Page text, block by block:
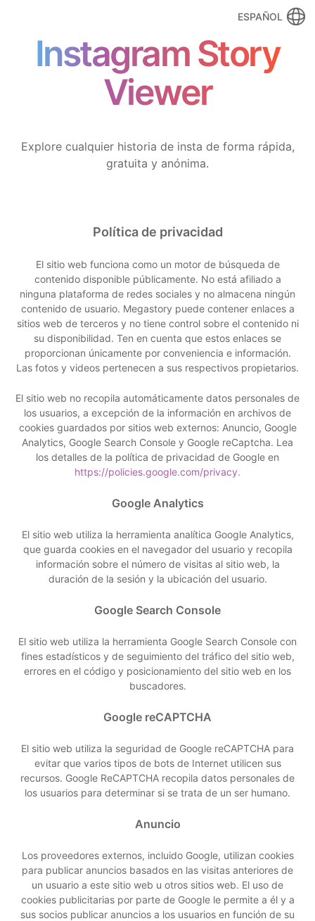
ESPAÑOL
Instagram Story
Viewer
Explore cualquier historia de insta de forma rápida,
gratuita y anónima.
Política de privacidad
El sitio web funciona como un motor de búsqueda de
contenido disponible públicamente. No está afiliado a
ninguna plataforma de redes sociales y no almacena ningún
contenido de usuario. Megastory puede contener enlaces a
sitios web de terceros y no tiene control sobre el contenido ni
su disponibilidad. Ten en cuenta que estos enlaces se
proporcionan únicamente por conveniencia e información.
Las fotos y videos pertenecen a sus respectivos propietarios.
El sitio web no recopila automáticamente datos personales de
los usuarios, a excepción de la información en archivos de
cookies guardados por sitios web externos: Anuncio, Google
Analytics, Google Search Console y Google reCaptcha. Lea
los detalles de la política de privacidad de Google en
https://policies.google.com/privacy.
Google Analytics
El sitio web utiliza la herramienta analítica Google Analytics,
que guarda cookies en el navegador del usuario y recopila
información sobre el número de visitas al sitio web, la
duración de la sesión y la ubicación del usuario.
Google Search Console
El sitio web utiliza la herramienta Google Search Console con
fines estadísticos y de seguimiento del tráfico del sitio web,
errores en el código y posicionamiento del sitio web en los
buscadores.
Google reCAPTCHA
El sitio web utiliza la seguridad de Google reCAPTCHA para
evitar que varios tipos de bots de Internet utilicen sus
recursos. Google ReCAPTCHA recopila datos personales de
los usuarios para determinar si se trata de un ser humano.
Anuncio
Los proveedores externos, incluido Google, utilizan cookies
para publicar anuncios basados ​​en las visitas anteriores de
un usuario a este sitio web u otros sitios web. El uso de
cookies publicitarias por parte de Google le permite a él y a
sus socios publicar anuncios a los usuarios en función de su